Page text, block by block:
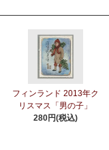
フィンランド 2013年ク
リスマス「男の子」
280円(税込)